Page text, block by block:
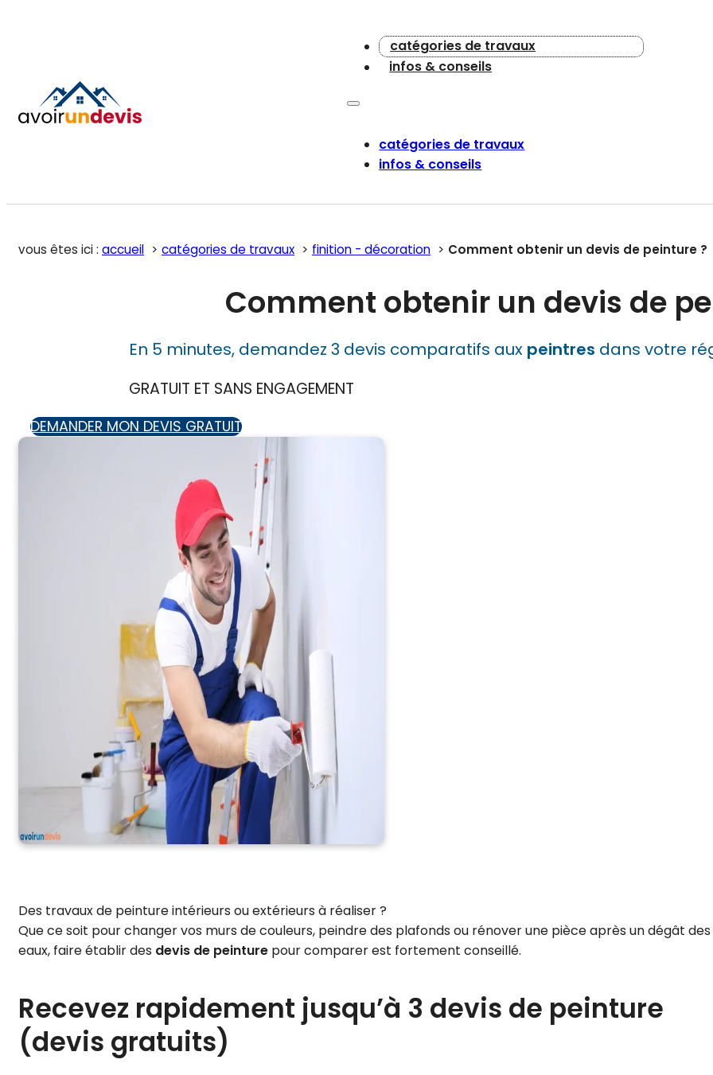
catégories de travaux
infos & conseils
catégories de travaux
infos & conseils
vous êtes ici : accueil catégories de travaux finition - décoration Comment obtenir un devis de peinture ?
Comment obtenir un devis de
En 5 minutes, demandez 3 devis comparatifs aux peintres dans votre
GRATUIT ET SANS ENGAGEMENT
DEMANDER MON DEVIS GRATUIT
Des travaux de peinture intérieurs ou extérieurs à réaliser ?
Que ce soit pour changer vos murs de couleurs, peindre des plafonds ou rénover une pièce après un dégât des
eaux, faire établir des devis de peinture pour comparer est fortement conseillé.
Recevez rapidement jusqu’à 3 devis de peinture
(devis gratuits)